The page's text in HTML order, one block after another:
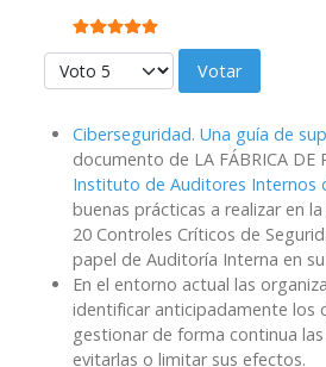
Ratio:5/5
Por favor, vote
Ciberseguridad. Una guía de
documento de LA FÁBRICA DE
Instituto de Auditores Internos
buenas prácticas a realizar en
20 Controles Críticos de
papel de Auditoría Interna en
En el entorno actual las
identificar anticipadamente los
gestionar de forma continua
evitarlas o limitar sus efectos.